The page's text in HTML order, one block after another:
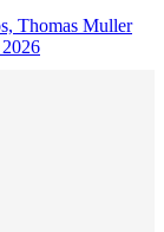
Thomas Muller